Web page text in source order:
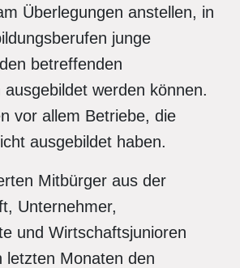
Überlegungen anstellen, in
junge
betreffenden
werden können.
vor allem Betriebe, die
ausgebildet haben.
Mitbürger aus der
Unternehmer,
und Wirtschaftsjunioren
letzten Monaten den